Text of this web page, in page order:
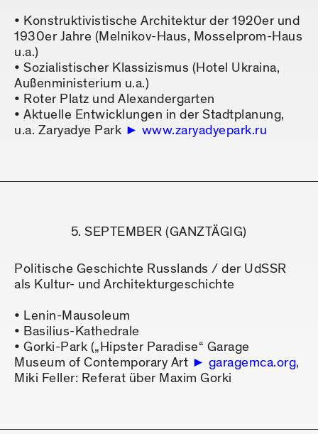
• Konstruktivistische Architektur der 1920er und
1930er Jahre (Melnikov-Haus, Mosselprom-Haus
u.a.)
• Sozialistischer Klassizismus (Hotel Ukraina,
Außenministerium u.a.)
• Roter Platz und Alexandergarten
• Aktuelle Entwicklungen in der Stadtplanung,
u.a. Zaryadye Park
www.zaryadyepark.ru
5. SEPTEMBER (GANZTÄGIG)
Politische Geschichte Russlands / der UdSSR
als Kultur- und Architekturgeschichte
• Lenin-Mausoleum
• Basilius-Kathedrale
• Gorki-Park („Hipster Paradise“ Garage
Museum of Contemporary Art
garagemca.org,
Miki Feller: Referat über Maxim Gorki